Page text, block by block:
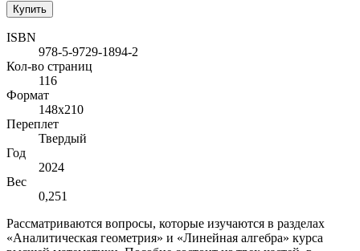
Купить
ISBN
978-5-9729-1894-2
Кол-во страниц
116
Формат
148х210
Переплет
Твердый
Год
2024
Вес
0,251
Рассматриваются вопросы, которые изучаются в разделах
«Аналитическая геометрия» и «Линейная алгебра» курса